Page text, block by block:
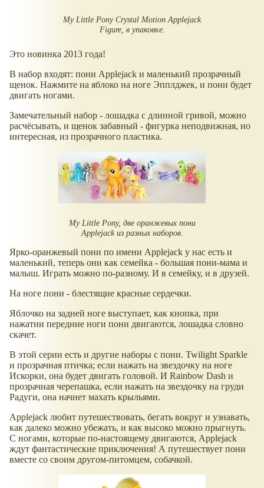
My Little Pony Crystal Motion Applejack
Figure, в упаковке.
Это новинка 2013 года!
В набор входят: пони Applejack и маленький прозрачный
щенок. Нажмите на яблоко на ноге Эпплджек, и пони будет
двигать ногами.
Замечательный набор - лошадка с длинной гривой, можно
расчёсывать, и щенок забавный - фигурка неподвижная, но
интересная, из прозрачного пластика.
My Little Pony, две оранжевых пони
Applejack из разных наборов.
Ярко-оранжевый пони по имени Applejack у нас есть и
маленький, теперь они как семейка - большая пони-мама и
малыш. Играть можно по-разному. И в семейку, и в друзей.
На ноге пони - блестящие красные сердечки.
Яблочко на задней ноге выступает, как кнопка, при
нажатии передние ноги пони двигаются, лошадка словно
скачет.
В этой серии есть и другие наборы с пони. Twilight Sparkle
и прозрачная птичка; если нажать на звездочку на ноге
Искорки, она будет двигать головой. И Rainbow Dash и
прозрачная черепашка, если нажать на звездочку на груди
Радуги, она начнет махать крыльями.
Applejack любит путешествовать, бегать вокруг и узнавать,
как далеко можно убежать, и как высоко можно прыгнуть.
С ногами, которые по-настоящему двигаются, Applejack
ждут фантастические приключения! А путешествует пони
вместе со своим другом-питомцем, собачкой.